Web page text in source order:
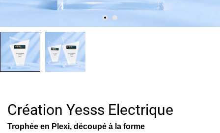
Création Yesss Electrique
Trophée en Plexi, découpé à la forme